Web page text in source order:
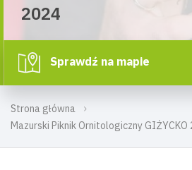
Strona główna
Mazurski Piknik Ornitologiczny GIŻYCKO
2024
Sprawdź na mapie